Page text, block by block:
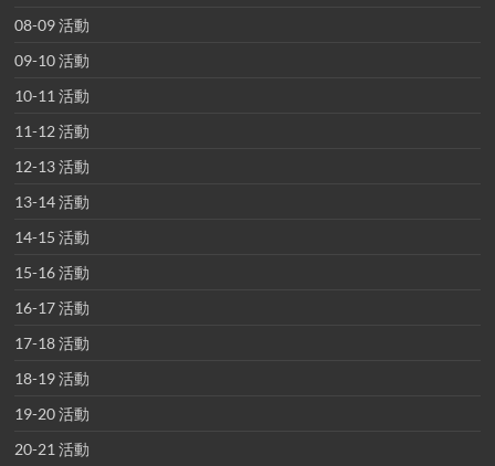
08-09 活動
09-10 活動
10-11 活動
11-12 活動
12-13 活動
13-14 活動
14-15 活動
15-16 活動
16-17 活動
17-18 活動
18-19 活動
19-20 活動
20-21 活動